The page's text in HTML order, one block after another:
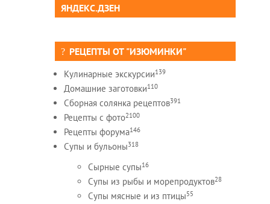
ЯНДЕКС.ДЗЕН
РЕЦЕПТЫ ОТ "ИЗЮМИНКИ"
Кулинарные экскурсии139
Домашние заготовки110
Сборная солянка рецептов391
Рецепты c фото2100
Рецепты форума146
Супы и бульоны318
Сырные супы16
Супы из рыбы и морепродуктов28
Супы мясные и из птицы55